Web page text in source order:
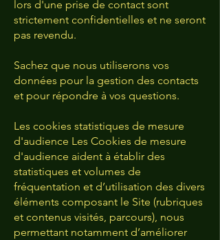
lors d'une prise de contact sont
strictement confidentielles et ne seront
pas revendu.
Sachez que nous utiliserons vos
données pour la gestion des contacts
et pour répondre à vos questions.
Les cookies statistiques de mesure
d'audience Les Cookies de mesure
d'audience aident à établir des
statistiques et volumes de
fréquentation et d’utilisation des divers
éléments composant le Site (rubriques
et contenus visités, parcours), nous
permettant notamment d’améliorer